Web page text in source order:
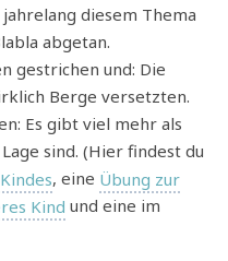
jahrelang diesem Thema
abgetan.
gestrichen und: Die
Berge versetzten.
Es gibt viel mehr als
sind. (Hier findest du
, eine Übung zur
Kind und eine im